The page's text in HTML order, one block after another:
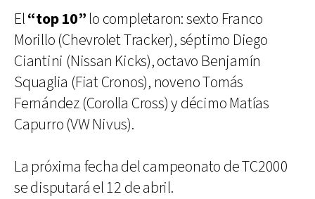
El“top 10”lo completaron: sexto Franco
Morillo (Chevrolet Tracker), séptimo Diego
Ciantini (Nissan Kicks), octavo Benjamín
Squaglia (Fiat Cronos), noveno Tomás
Fernández (Corolla Cross) y décimo Matías
Capurro (VW Nivus).
La próxima fecha del campeonato de TC2000
se disputará el 12 de abril.